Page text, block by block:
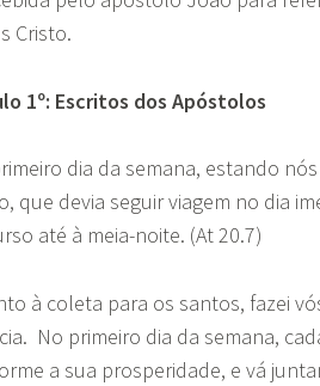
Cristo.
1º: Escritos dos Apóstolos
dia da semana, estando
que devia seguir viagem no dia
até à meia-noite. (At 20.7)
à coleta para os santos, fazei
No primeiro dia da semana,
a sua prosperidade, e vá